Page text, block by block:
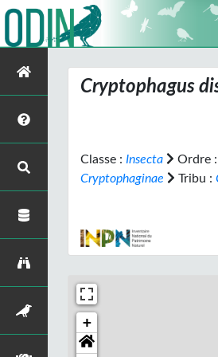
Cryptophagus
Classe : Insecta Ordre :
Cryptophaginae
Tribu :
+